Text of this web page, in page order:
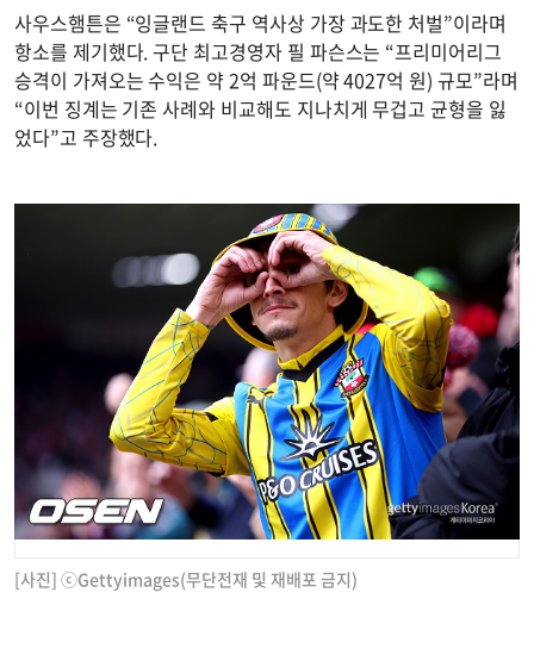
사우스햄튼은 “잉글랜드 축구 역사상 가장 과도한 처벌”이라며
항소를 제기했다. 구단 최고경영자 필 파슨스는 “프리미어리그
승격이 가져오는 수익은 약 2억 파운드(약 4027억 원) 규모”라며
“이번 징계는 기존 사례와 비교해도 지나치게 무겁고 균형을 잃
었다”고 주장했다.
[사진] ⓒGettyimages(무단전재 및 재배포 금지)